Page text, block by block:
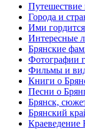
Путешествие
Города и
Ими
Интересные
Брянские
Фотографии
Фильмы и
Книги о
Песни о
Брянск,
Брянский
Краеведение